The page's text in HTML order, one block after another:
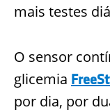
mais testes
O sensor
glicemia
por dia, por